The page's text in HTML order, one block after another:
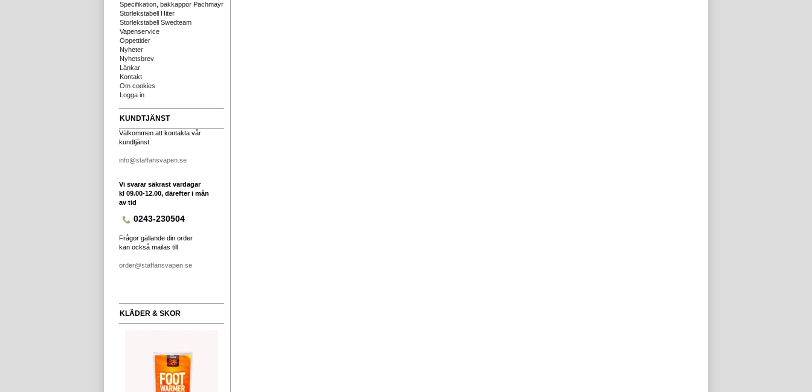
Specifikation, bakkappor Pachmayr
Storlekstabell Hiter
Storlekstabell Swedteam
Vapenservice
Öppettider
Nyheter
Nyhetsbrev
Länkar
Kontakt
Om cookies
Logga in
KUNDTJÄNST
Välkommen att kontakta vår
kundtjänst.
info@staffansvapen.se
Vi svarar säkrast vardagar
kl 09.00-12.00, därefter i mån
av tid
0243-230504
Frågor gällande din order
kan också mailas till
order@staffansvapen.se
KLÄDER & SKOR